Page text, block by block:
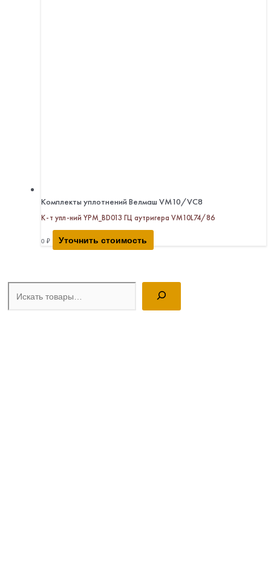
Поиск
Комплекты уплотнений Велмаш VM10/VC8
К-т упл-ний YPM_BD013 ГЦ аутригера VM10L74/86
0 ₽ Уточнить стоимость